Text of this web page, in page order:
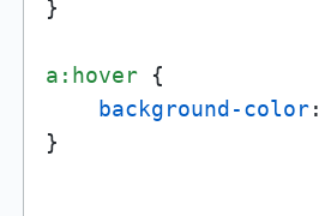
}
a :hover {
background-color: